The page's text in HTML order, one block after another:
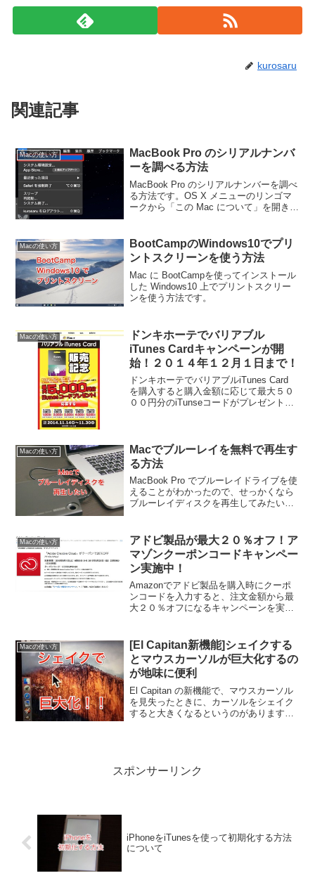
kurosaru
関連記事
Macの使い方
MacBook Pro のシリアルナンバ
ーを調べる方法
MacBook Pro のシリアルナンバーを調べ
る方法です。OS X メニューのリンゴマ
ークから「この Mac について」を開きま
Macの使い方
BootCampのWindows10でプリ
ントスクリーンを使う方法
Mac に BootCampを使ってインストール
した Windows10 上でプリントスクリー
ンを使う方法です。
Macの使い方
ドンキホーテでバリアブル
iTunes Cardキャンペーンが開
始！２０１４年１２月１日まで！
ドンキホーテでバリアブルiTunes Card
を購入すると購入金額に応じて最大５０
００円分のiTunseコードがプレゼントさ
Macの使い方
Macでブルーレイを無料で再生す
る方法
MacBook Pro でブルーレイドライブを使
えることがわかったので、せっかくなら
ブルーレイディスクを再生してみたいと
Macの使い方
アドビ製品が最大２０％オフ！ア
マゾンクーポンコードキャンペー
ン実施中！
Amazonでアドビ製品を購入時にクーポ
ンコードを入力すると、注文金額から最
大２０％オフになるキャンペーンを実施
Macの使い方
[El Capitan新機能]シェイクする
とマウスカーソルが巨大化するの
が地味に便利
El Capitan の新機能で、マウスカーソル
を見失ったときに、カーソルをシェイク
すると大きくなるというのがあります。
スポンサーリンク
iPhoneをiTunesを使って初期化する方法
について